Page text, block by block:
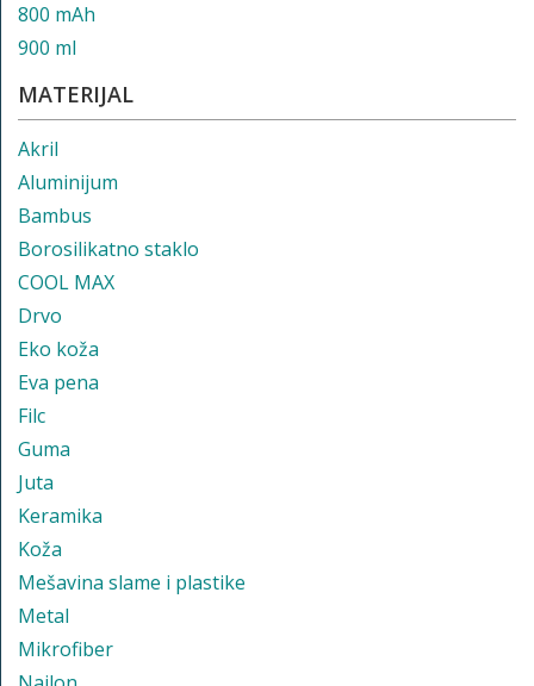
800 mAh
900 ml
MATERIJAL
Akril
Aluminijum
Bambus
Borosilikatno staklo
COOL MAX
Drvo
Eko koža
Eva pena
Filc
Guma
Juta
Keramika
Koža
Mešavina slame i plastike
Metal
Mikrofiber